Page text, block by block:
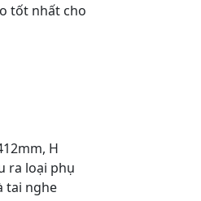
tốt nhất cho
H
ra loại phụ
tai nghe